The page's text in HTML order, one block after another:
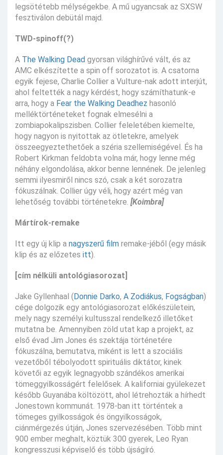
legsötétebb mélységekbe. A mű ugyancsak az SXSW
fesztiválon debütál majd.
TWD-spinoff(?)
A The Walking Dead gyorsan világhírűvé vált, és az
AMC elkészítette a spin off sorozatot is. A csatorna
egyik fejese, Charlie Collier a Vulture-nak adott interjút,
ahol feltették a nagy kérdést, hogy számíthatunk-e
arra, hogy a Fear the Walking Deadhez hasonló
melléktörténeteket fognak elmesélni a
zombiapokalipszisben. Collier feleletében kiemelte,
hogy nagyon is nyitottak az ötletekre, amelyek
összeegyeztethetőek a széria szellemiségével. És ha
Robert Kirkman feldobta volna már, hogy lenne még
néhány elgondolása, akkor benne lennének. De jelenleg
semmi ilyesmiről nincs szó, csak a két sorozatra
fókuszálnak. Collier úgy véli, hogy azért még van
lehetőség további történetekre. [Koimbra]
Mártírok-remake
Itt egy új klip a nagyszerű film remake-jéből (egy másik
klip és az előzetes itt).
[cím nélküli antológiasorozat]
Jake Gyllenhaal (Donnie Darko, A Zodiákus, Fogságban)
cége dolgozik egy antológiasorozat előkészületein,
mely nagy személyi kultusszal rendelkező illetőket
mutatna be. Amennyiben zöld utat kap a projekt, az
első évad Jim Jones és szektája történetére
fókuszálna, bemutatva, miként is lett a szociális
vezetőből tébolyodott spirituális diktátor, kinek
követői az egyik legnagyobb szándékos amerikai
tömeggyilkosságért felelősek. A kaliforniai gyülekezet
később Guyanába költözött, ahol létrehozták a hírhedt
Jonestown kommunát. 1978-ban itt történtek a
tömeges gyilkosságok és öngyilkosságok,
ciánmérgezés útján, Jones szervezésében. Több mint
900 ember meghalt, köztük 300 gyerek, Leo Ryan
kongresszusi képviselő és több újságíró.